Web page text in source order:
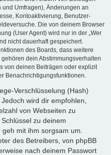
Umfragen), Änderungen an
Kontoaktivierung, Benutzer-
Die von deinem Browser
(User Agent) wird nur in der „Wer
nicht dauerhaft gespeichert.
des Boards, dass weitere
dein Abstimmungsverhalten
von deinen Beiträgen oder explizit
Benachrichtigungsfunktionen.
Verschlüsselung (Hash)
wird dir empfohlen,
von Webseiten zu
zu deinem
mit ihm sorgsam um.
des Betreibers, von phpBB
nach deinem Passwort